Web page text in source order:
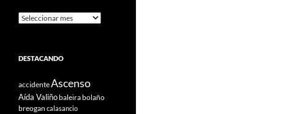
Históricos
DESTACANDO
accidenteAscenso
Aída Valiñobaleirabolaño
breogan calasancio